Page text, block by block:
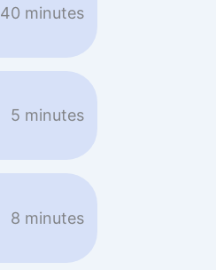
40 minutes
5 minutes
8 minutes